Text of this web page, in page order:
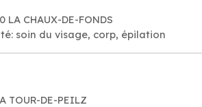
CHAUX-DE-FONDS
soin du visage, corp, épilation
TOUR-DE-PEILZ